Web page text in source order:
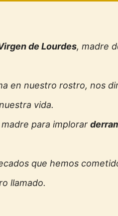
de Lourdes, madre
en nuestro rostro, nos
vida.
para implorar
que hemos
llamado.